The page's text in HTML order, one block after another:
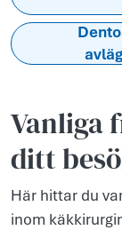
Vanliga
ditt
Här hittar du
inom